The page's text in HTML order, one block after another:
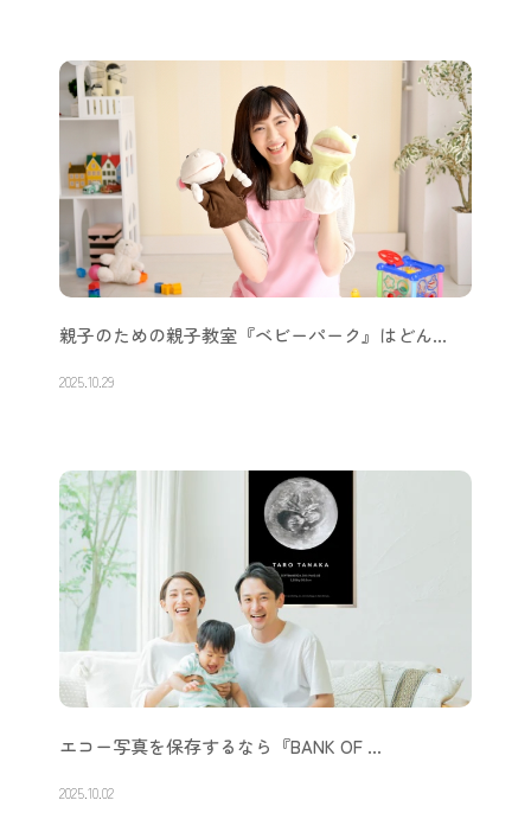
親子のための親子教室『ベビーパーク』はどん…
2025.10.29
エコー写真を保存するなら『BANK OF …
2025.10.02